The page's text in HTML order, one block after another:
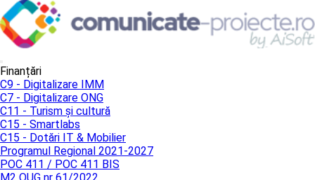
Finanțări
C9 - Digitalizare IMM
C7 - Digitalizare ONG
C11 - Turism și cultură
C15 - Smartlabs
C15 - Dotări IT & Mobilier
Programul Regional 2021-2027
POC 411 / POC 411 BIS